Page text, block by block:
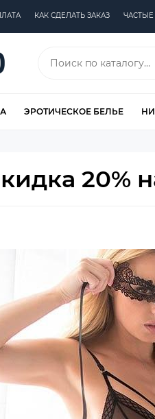
КАК СДЕЛАТЬ ЗАКАЗ
ЭРОТИЧЕСКОЕ БЕЛЬЕ
20%